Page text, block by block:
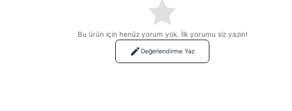
Bu ürün için henüz yorum yok. İlk yorumu siz yazın!
Değerlendirme Yaz